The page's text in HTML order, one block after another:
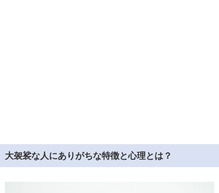
大袈裟な人にありがちな特徴と心理とは？